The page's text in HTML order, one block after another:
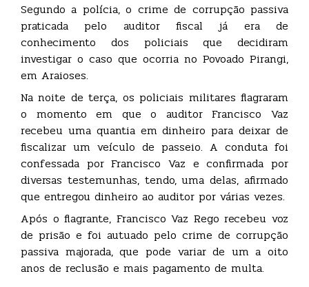
Segundo a polícia, o crime de corrupção passiva
praticada pelo auditor fiscal já era de
conhecimento dos policiais que decidiram
investigar o caso que ocorria no Povoado Pirangi,
em Araioses.
Na noite de terça, os policiais militares flagraram
o momento em que o auditor Francisco Vaz
recebeu uma quantia em dinheiro para deixar de
fiscalizar um veículo de passeio. A conduta foi
confessada por Francisco Vaz e confirmada por
diversas testemunhas, tendo, uma delas, afirmado
que entregou dinheiro ao auditor por várias vezes.
Após o flagrante, Francisco Vaz Rego recebeu voz
de prisão e foi autuado pelo crime de corrupção
passiva majorada, que pode variar de um a oito
anos de reclusão e mais pagamento de multa.